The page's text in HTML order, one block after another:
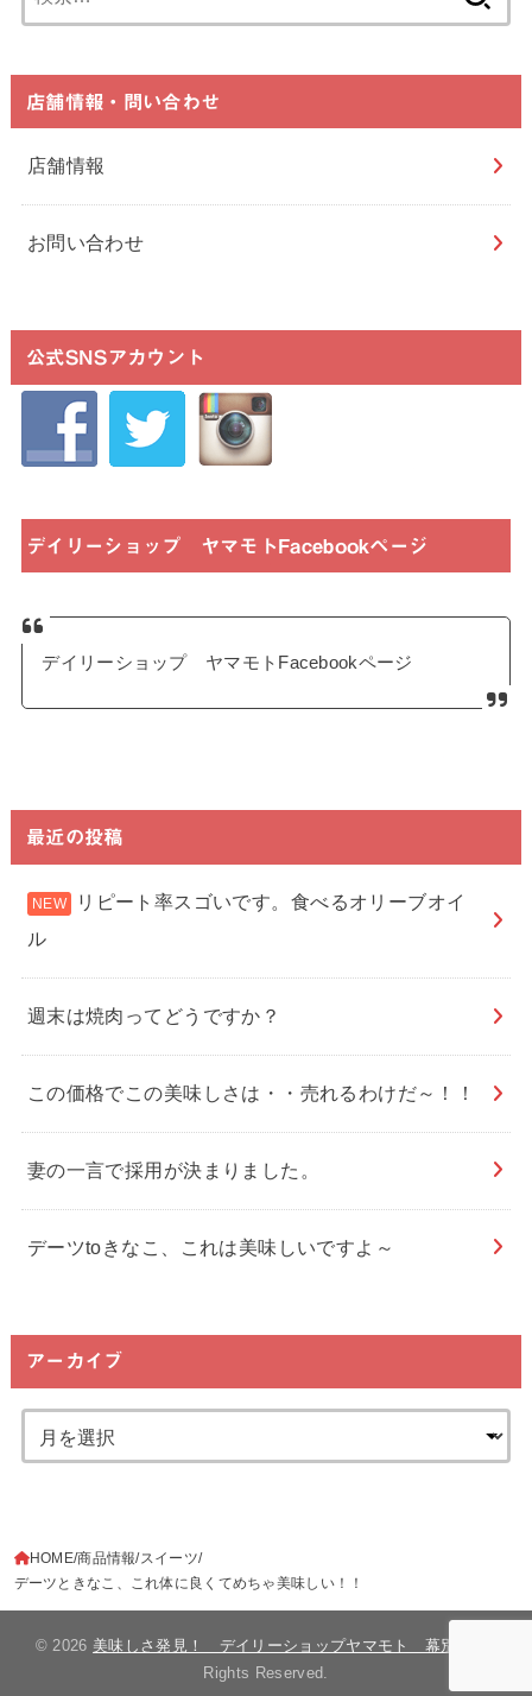
索:
店舗情報・問い合わせ
店舗情報
お問い合わせ
公式SNSアカウント
デイリーショップ ヤマモトFacebookページ
デイリーショップ ヤマモトFacebookページ
最近の投稿
リピート率スゴいです。食べるオリーブオイ
ル
週末は焼肉ってどうですか？
この価格でこの美味しさは・・売れるわけだ～！！
妻の一言で採用が決まりました。
デーツtoきなこ、これは美味しいですよ～
アーカイブ
HOME 商品情報 スイーツ
デーツときなこ、これ体に良くてめちゃ美味しい！！
© 2026 美味しさ発見！ デイリーショップヤマモト 幕別町
Rights Reserved.